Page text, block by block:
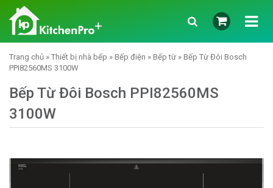
Trang chủ » Thiết bị nhà bếp » Bếp điện » Bếp từ » Bếp Từ Đôi Bosch
PPI82560MS 3100W
Bếp Từ Đôi Bosch PPI82560MS
3100W